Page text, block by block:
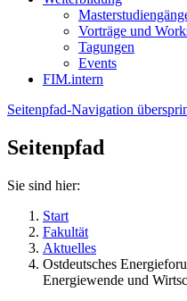
Vorträge und
Tagungen
Events
FIM.intern
Seitenpfad-Navigation
Seitenpfad
Sie sind hier:
Start
Fakultät
Aktuelles
Ostdeutsches
Energiewende und